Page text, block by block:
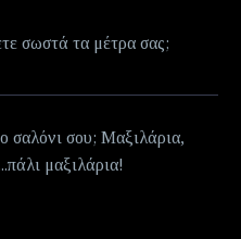
σωστά τα μέτρα σας;
σαλόνι σου; Μαξιλάρια,
μαξιλάρια!